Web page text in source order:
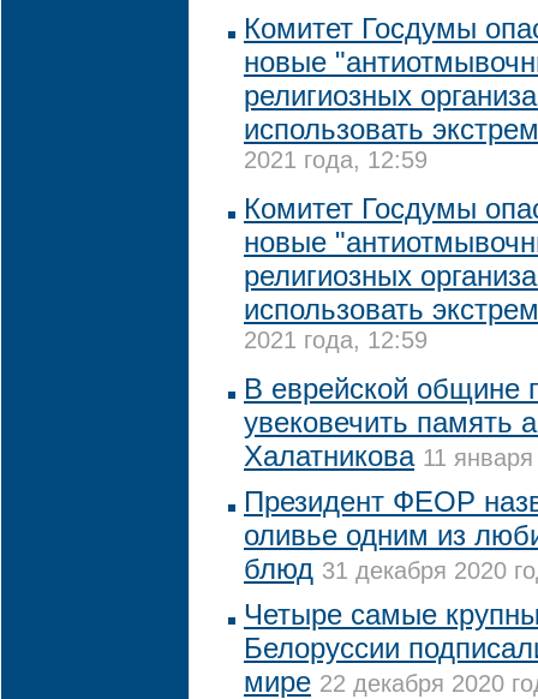
Комитет Госдумы
новые
религиозных
использовать
2021 года, 12:59
Комитет Госдумы
новые
религиозных
использовать
2021 года, 12:59
В еврейской общине
увековечить память
Халатникова 11
Президент ФЕОР
оливье одним из
блюд 31 декабря 2020
Четыре самые
Белоруссии
мире 22 декабря 2020